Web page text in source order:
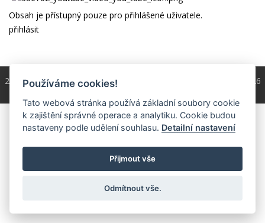
Obsah je přístupný pouze pro přihlášené uživatele.
přihlásit
2004 - 2026 © CopyrightČKS/ programování a správa 2004 - 2026
PRO-WEB.cz
Používáme cookies!
Tato webová stránka používá základní soubory cookie
k zajištění správné operace a analytiku. Cookie budou
nastaveny podle udělení souhlasu. Detailní nastavení
Přijmout vše
Odmítnout vše.